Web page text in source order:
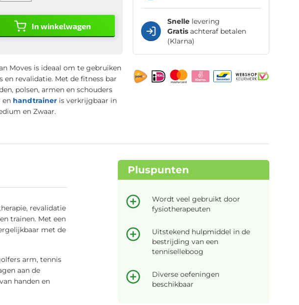
In winkelwagen
Moves is ideaal om te gebruiken
en revalidatie. Met de fitness bar
polsen, armen en schouders
en handtraineris verkrijgbaar in
en Zwaar.
Snellelevering
Gratisachteraf betalen
(Klarna)
revalidatie
trainen. Met een
met de
arm, tennis
aan de
handen en
Pluspunten
Wordt veel gebruikt door
fysiotherapeuten
Uitstekend hulpmiddel in de
bestrijding van een
tenniselleboog
Diverse oefeningen
beschikbaar